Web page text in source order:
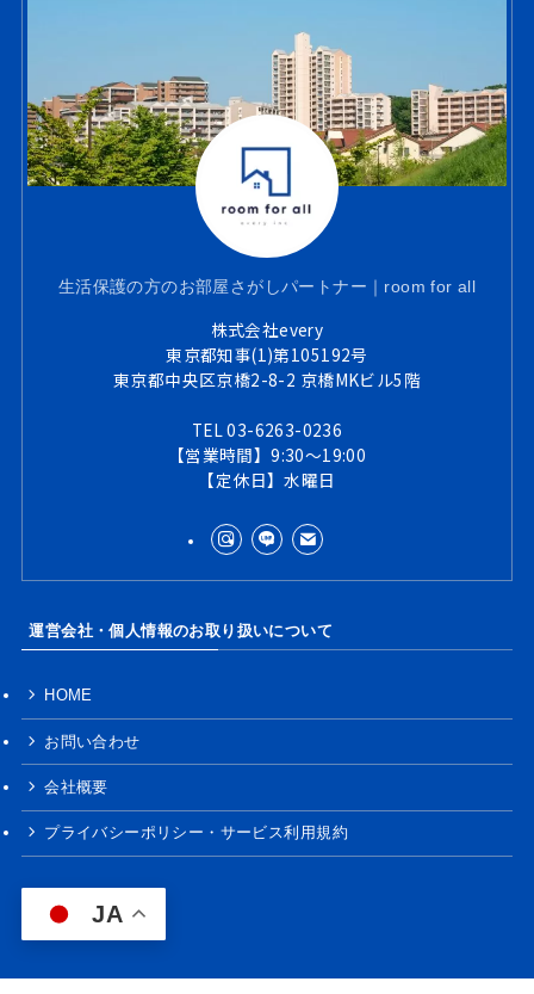
生活保護の方のお部屋さがしパートナー｜room for all
株式会社every
東京都知事(1)第105192号
東京都中央区京橋2-8-2 京橋MKビル5階
TEL 03-6263-0236
【営業時間】9:30～19:00
【定休日】水曜日
運営会社・個人情報のお取り扱いについて
HOME
お問い合わせ
会社概要
プライバシーポリシー・サービス利用規約
JA